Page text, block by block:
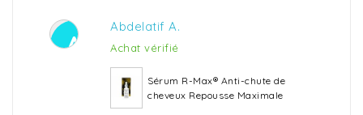
A
Abdelatif A.
Achat vérifié
Sérum R-Max® Anti-chute de
cheveux Repousse Maximale